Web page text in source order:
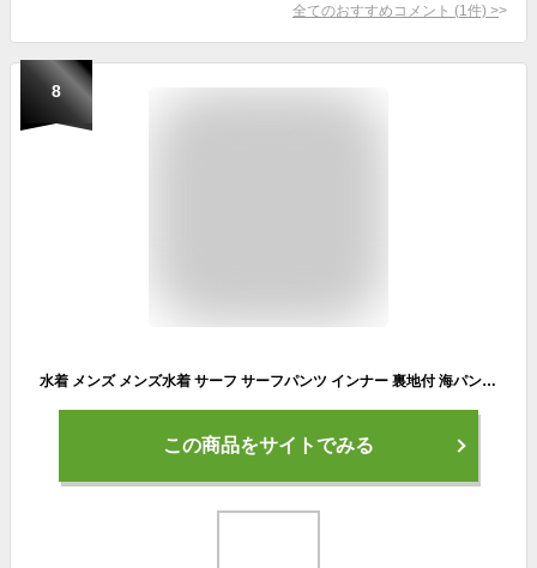
全てのおすすめコメント (1 件) >
8
水着 メンズ メンズ水着 サーフ サーフパンツ インナー 裏地付 海パン 海水パンツ 無地 水陸両用 かっこいい 30代 40代 プール S M L 2L 3L 4L 大きいサイズ 送料無料 2024SS ns-2596-09
この商品をサイトでみる